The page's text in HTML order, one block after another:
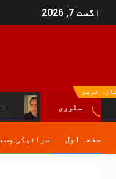
اگست 7, 2026
ترین
سٹوریافواہیں دم توڑ
صفحہ اول سرائیکی